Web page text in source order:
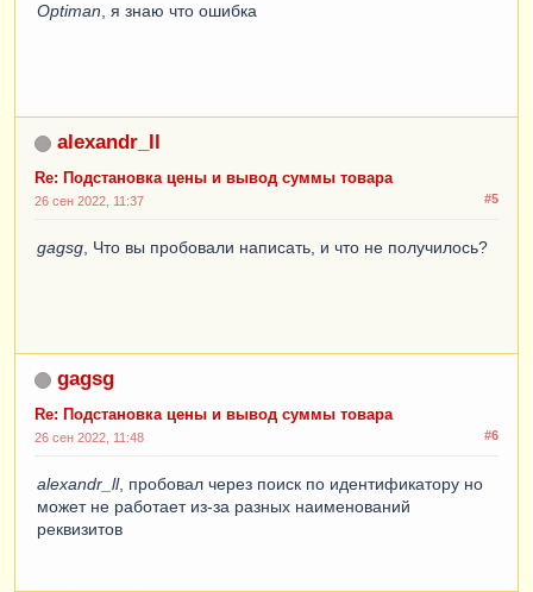
Optiman , я знаю что ошибка
alexandr_ll
Re: Подстановка цены и вывод суммы товара
#5
26 сен 2022, 11:37
gagsg , Что вы пробовали написать, и что не получилось?
gagsg
Re: Подстановка цены и вывод суммы товара
#6
26 сен 2022, 11:48
alexandr_ll, пробовал через поиск по идентификатору но
может не работает из-за разных наименований
реквизитов